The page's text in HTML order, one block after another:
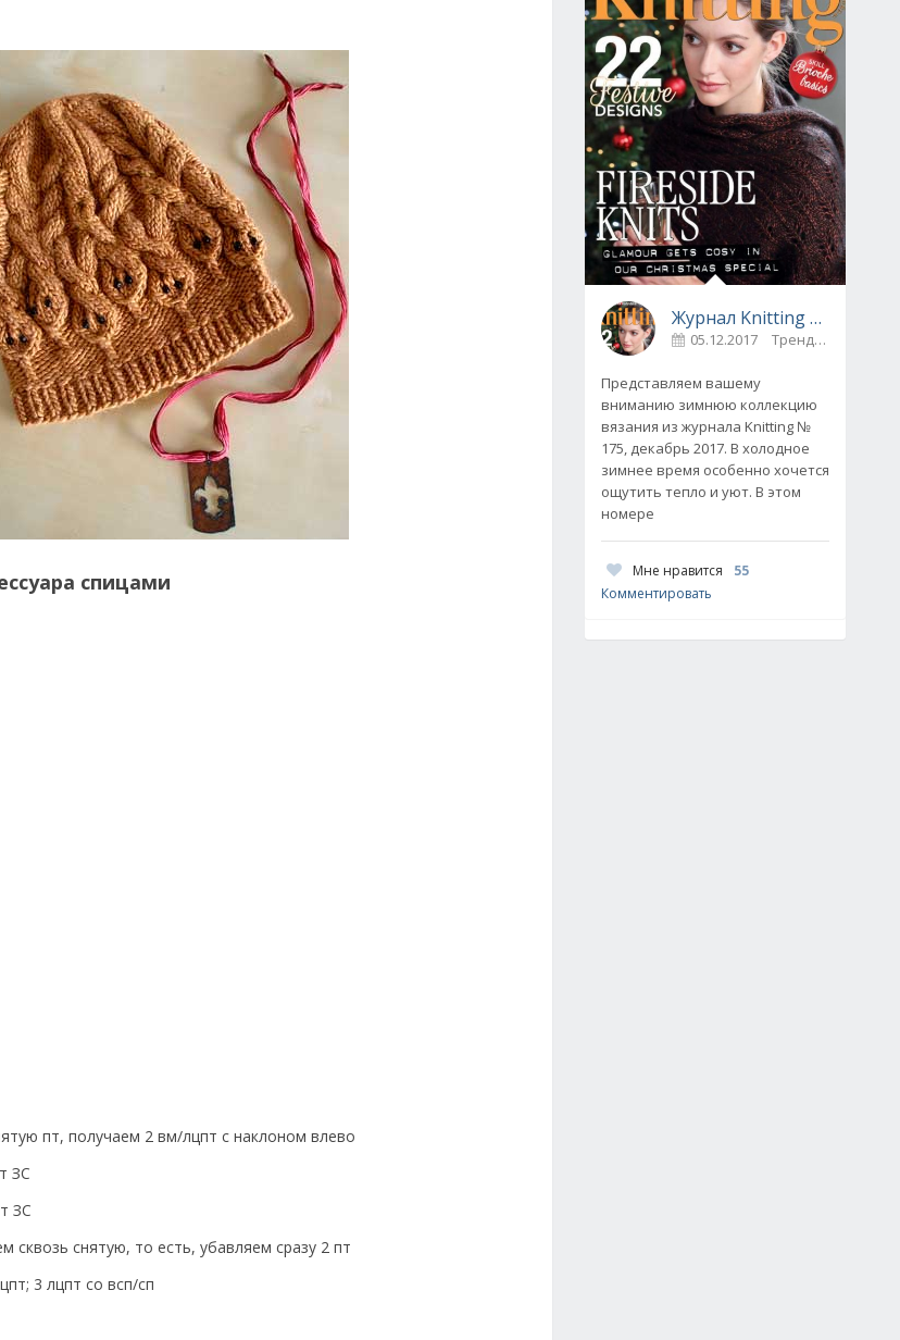
спицами
пт, получаем 2 вм/лцпт с наклоном влево
ЗС
ЗС
сквозь снятую, то есть, убавляем сразу 2 пт
3 лцпт со всп/сп
Журнал Knitting № 175, декабрь 2017
05.12.2017 Тренды
Представляем вашему
вниманию зимнюю коллекцию
вязания из журнала Knitting №
175, декабрь 2017. В холодное
зимнее время особенно хочется
ощутить тепло и уют. В этом
номере
Мне нравится
55
Комментировать